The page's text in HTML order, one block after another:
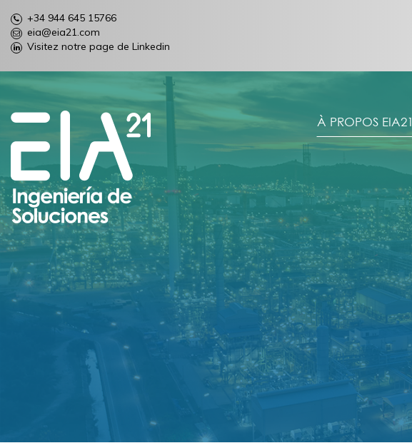
+34 944 645 15766
eia@eia21.com
Visitez notre page de Linkedin
À PROPOS EIA21